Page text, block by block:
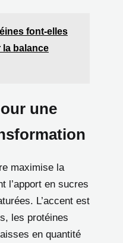
font-elles
balance
une
maximise la
l’apport en sucres
L’accent est
les protéines
en quantité